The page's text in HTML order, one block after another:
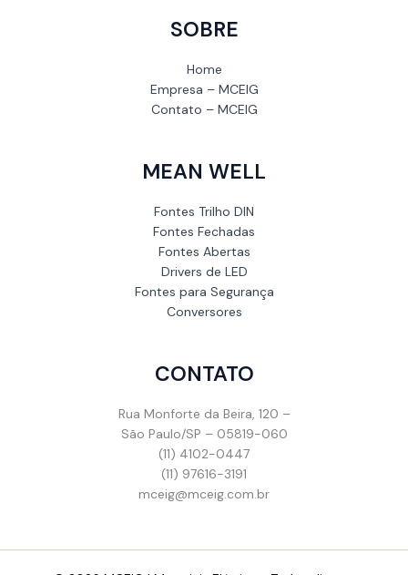
SOBRE
Home
Empresa – MCEIG
Contato – MCEIG
MEAN WELL
Fontes Trilho DIN
Fontes Fechadas
Fontes Abertas
Drivers de LED
Fontes para Segurança
Conversores
CONTATO
Rua Monforte da Beira, 120 –
São Paulo/SP – 05819-060
(11) 4102-0447
(11) 97616-3191
mceig@mceig.com.br